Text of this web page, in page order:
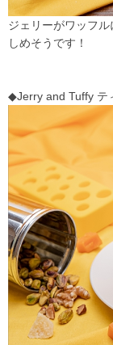
ジェリーがワッフ
しめそうです！
◆Jerry and Tuffy